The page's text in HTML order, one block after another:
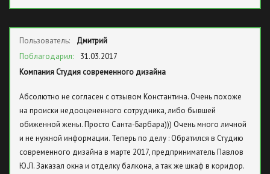
Пользователь:
Дмитрий
Поблагодарил:
31.03.2017
Компания Студия современного дизайна
Абсолютно не согласен с отзывом Константина. Очень похоже
на происки недооцененного сотрудника, либо бывшей
обиженной жены. Просто Санта-Барбара))) Очень много личной
и не нужной информации. Теперь по делу : Обратился в Студию
современного дизайна в марте 2017, предприниматель Павлов
Ю.Л. Заказал окна и отделку балкона, а так же шкаф в коридор.